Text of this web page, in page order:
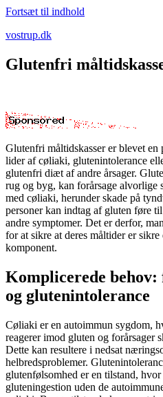
Fortsæt til indhold
vostrup.dk
Glutenfri
Glutenfri måltidskasser er blevet
lider af cøliaki, glutenintolerance
glutenfri diæt af andre årsager.
rug og byg, kan forårsage alvorlige
med cøliaki, herunder skade på
personer kan indtag af gluten føre
andre symptomer. Det er derfor,
for at sikre at deres måltider er
komponent.
Komplicerede behov:
og glutenintolerance
Cøliaki er en autoimmun sygdom,
reagerer imod gluten og forårsager
Dette kan resultere i nedsat
helbredsproblemer.
glutenfølsomhed er en tilstand,
gluteningestion uden de